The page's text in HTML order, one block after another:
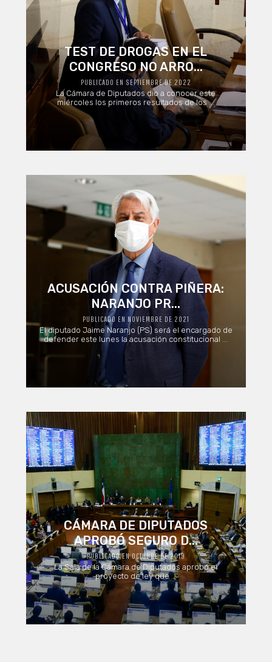
TEST DE DROGAS EN EL
CONGRESO NO ARRO...
PUBLICADO EN SEPTIEMBRE DE 2022
La Cámara de Diputados dio a conocer este
miércoles los primeros resultados de los ...
ACUSACIÓN CONTRA PIÑERA:
NARANJO PR...
PUBLICADO EN NOVIEMBRE DE 2021
El diputado Jaime Naranjo (PS) será el encargado de
defender este lunes la acusación constitucional ...
CÁMARA DE DIPUTADOS
APROBÓ SEGURO D...
PUBLICADO EN OCTUBRE DE 2019
La Sala de la Cámara de Diputados aprobó el
proyecto de ley que ...